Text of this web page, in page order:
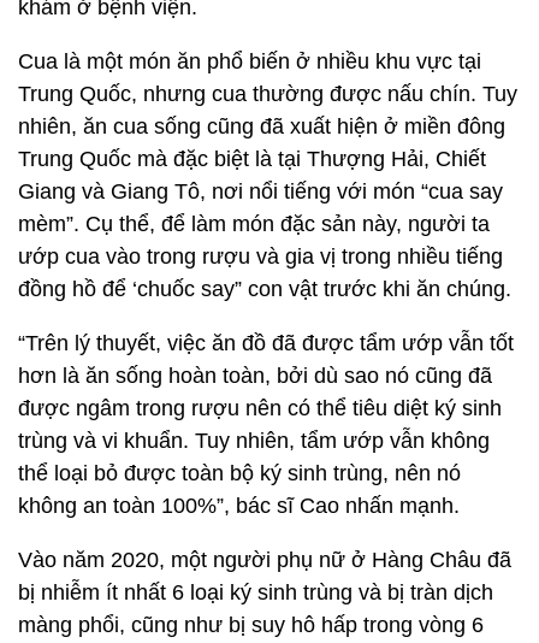
khám ở bệnh viện.
Cua là một món ăn phổ biến ở nhiều khu vực tại
Trung Quốc, nhưng cua thường được nấu chín. Tuy
nhiên, ăn cua sống cũng đã xuất hiện ở miền đông
Trung Quốc mà đặc biệt là tại Thượng Hải, Chiết
Giang và Giang Tô, nơi nổi tiếng với món “cua say
mèm”. Cụ thể, để làm món đặc sản này, người ta
ướp cua vào trong rượu và gia vị trong nhiều tiếng
đồng hồ để ‘chuốc say” con vật trước khi ăn chúng.
“Trên lý thuyết, việc ăn đồ đã được tẩm ướp vẫn tốt
hơn là ăn sống hoàn toàn, bởi dù sao nó cũng đã
được ngâm trong rượu nên có thể tiêu diệt ký sinh
trùng và vi khuẩn. Tuy nhiên, tẩm ướp vẫn không
thể loại bỏ được toàn bộ ký sinh trùng, nên nó
không an toàn 100%”, bác sĩ Cao nhấn mạnh.
Vào năm 2020, một người phụ nữ ở Hàng Châu đã
bị nhiễm ít nhất 6 loại ký sinh trùng và bị tràn dịch
màng phổi, cũng như bị suy hô hấp trong vòng 6